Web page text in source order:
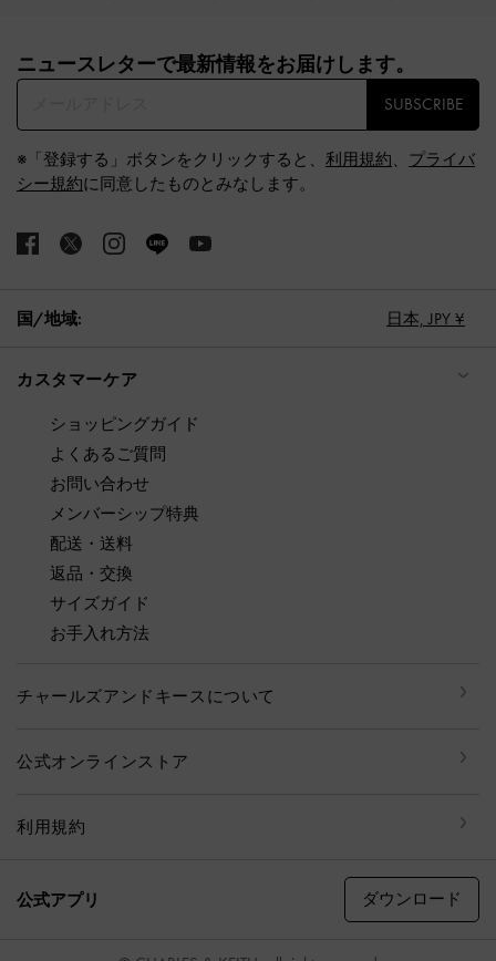
ニュースレターで最新情報をお届けします。​
SUBSCRIBE
※「登録する」ボタンをクリックすると、 利用規約、 プライバ
シー規約に同意したものとみなします。
国/地域: 日本, JPY ¥
カスタマーケア
ショッピングガイド
よくあるご質問
お問い合わせ
メンバーシップ特典
配送・送料
返品・交換
サイズガイド
お手入れ方法
チャールズアンドキースについて
公式オンラインストア
利用規約
公式アプリ ダウンロード